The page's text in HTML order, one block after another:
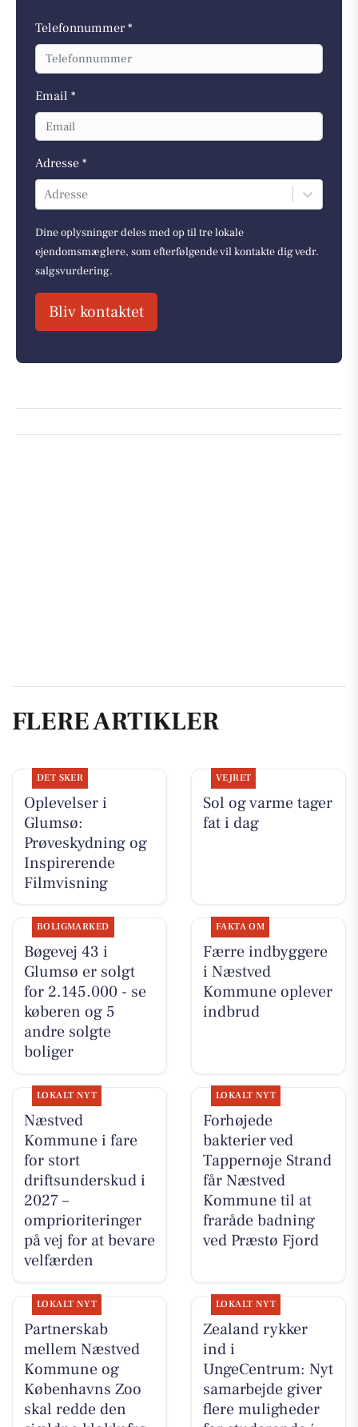
Telefonnummer *
Email *
Adresse *
Adresse
Dine oplysninger deles med op til tre lokale
ejendomsmæglere, som efterfølgende vil kontakte dig vedr.
salgsvurdering.
Bliv kontaktet
FLERE ARTIKLER
DET SKER
Oplevelser i
Glumsø:
Prøveskydning og
Inspirerende
Filmvisning
VEJRET
Sol og varme tager
fat i dag
BOLIGMARKED
Bøgevej 43 i
Glumsø er solgt
for 2.145.000 - se
køberen og 5
andre solgte
boliger
FAKTA OM
Færre indbyggere
i Næstved
Kommune oplever
indbrud
LOKALT NYT
Næstved
Kommune i fare
for stort
driftsunderskud i
2027 –
omprioriteringer
på vej for at bevare
velfærden
LOKALT NYT
Forhøjede
bakterier ved
Tappernøje Strand
får Næstved
Kommune til at
fraråde badning
ved Præstø Fjord
LOKALT NYT
Partnerskab
mellem Næstved
Kommune og
Københavns Zoo
skal redde den
LOKALT NYT
Zealand rykker
ind i
UngeCentrum: Nyt
samarbejde giver
flere muligheder